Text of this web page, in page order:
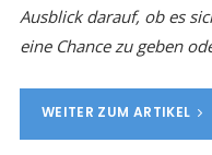
Ausblick darauf, ob es
eine Chance zu geben
WEITER ZUM ARTIKEL